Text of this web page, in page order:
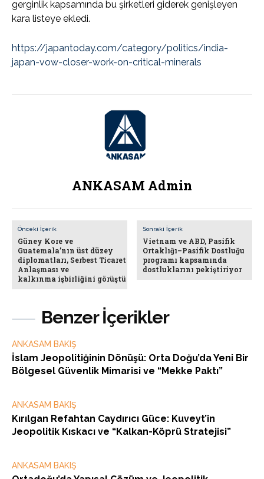
Benzer İçerikler
ANKASAM BAKIŞ
İslam Jeopolitiğinin Dönüşü: Orta Doğu’da Yeni Bir
Bölgesel Güvenlik Mimarisi ve “Mekke Paktı”
ANKASAM BAKIŞ
Kırılgan Refahtan Caydırıcı Güce: Kuveyt’in
Jeopolitik Kıskacı ve “Kalkan-Köprü Stratejisi”
ANKASAM BAKIŞ
gerginlik kapsamında bu şirketleri giderek genişleyen
kara listeye ekledi.
https://japantoday.com/category/politics/india-
japan-vow-closer-work-on-critical-minerals
ANKASAM Admin
Önceki İçerik
Güney Kore ve
Guatemala’nın üst düzey
diplomatları, Serbest Ticaret
Anlaşması ve
kalkınma işbirliğini görüştü
Sonraki İçerik
Vietnam ve ABD, Pasifik
Ortaklığı–Pasifik Dostluğu
programı kapsamında
dostluklarını pekiştiriyor